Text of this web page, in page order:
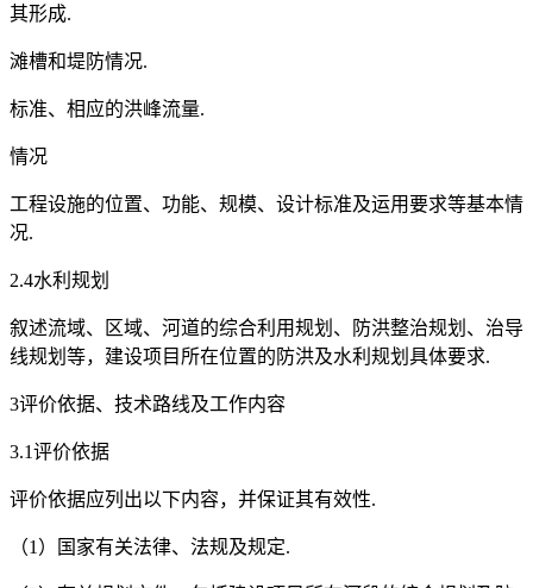
其形成.
滩槽和堤防情况.
标准、相应的洪峰流量.
情况
工程设施的位置、功能、规模、设计标准及运用要求等基本情
况.
2.4水利规划
叙述流域、区域、河道的综合利用规划、防洪整治规划、治导
线规划等，建设项目所在位置的防洪及水利规划具体要求.
3评价依据、技术路线及工作内容
3.1评价依据
评价依据应列出以下内容，并保证其有效性.
（1）国家有关法律、法规及规定.